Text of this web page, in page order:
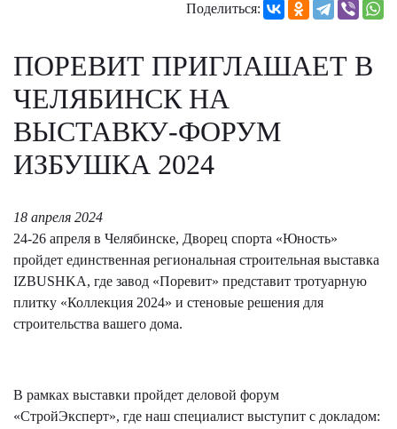
Поделиться:
ПОРЕВИТ ПРИГЛАШАЕТ В
ЧЕЛЯБИНСК НА
ВЫСТАВКУ-ФОРУМ
ИЗБУШКА 2024
18 апреля 2024
24-26 апреля в Челябинске, Дворец спорта «Юность»
пройдет единственная региональная строительная выставка
IZBUSHKA, где завод «Поревит» представит тротуарную
плитку «Коллекция 2024» и стеновые решения для
строительства вашего дома.
В рамках выставки пройдет деловой форум
«СтройЭксперт», где наш специалист выступит с докладом: